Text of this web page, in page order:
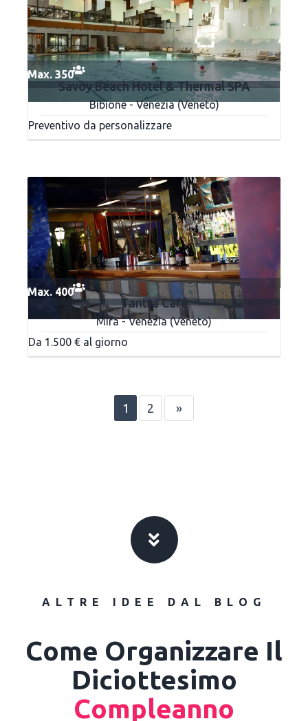
Max. 350
Savoy Beach Hotel & Thermal SPA
Bibione - Venezia (Veneto)
Preventivo da personalizzare
Max. 400
Tantra Café
Mira - Venezia (Veneto)
Da 1.500 € al giorno
1 2 »
ALTRE IDEE DAL BLOG
Come Organizzare Il
Diciottesimo
Compleanno